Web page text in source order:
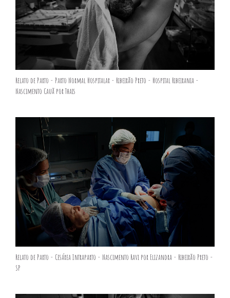
Relato de Parto - Parto Normal Hospitalar - Ribeirão Preto - Hospital Ribeirania -
Nascimento Cauã por Thais
Relato de Parto - Cesárea Intraparto - Nascimento Ravi por Elizandra - Ribeirão Preto -
SP